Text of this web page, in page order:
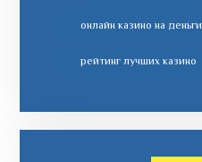
онлайн казино на деньги
рейтинг лучших казино